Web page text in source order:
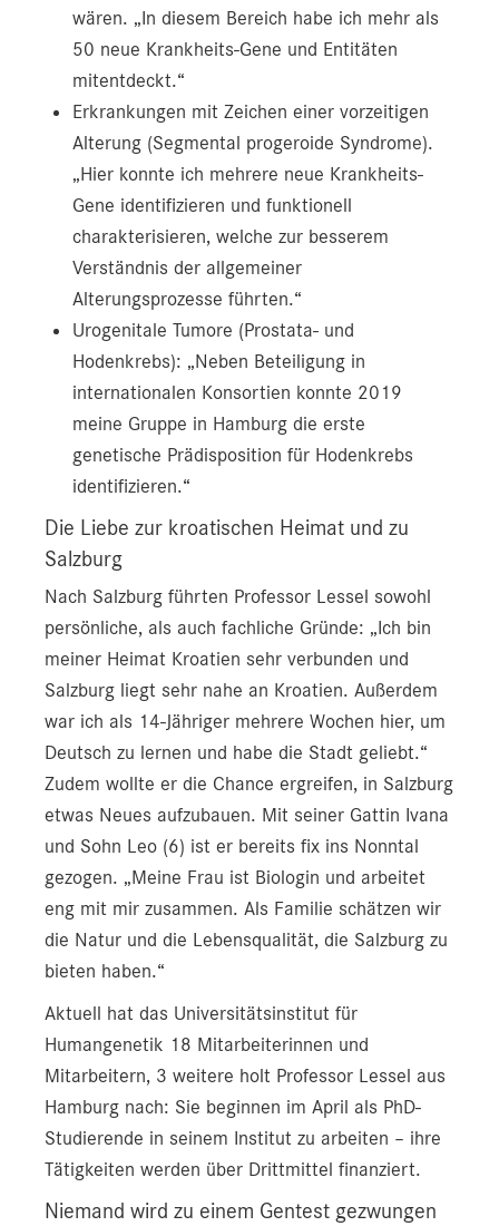
wären. „In diesem Bereich habe ich mehr als
50 neue Krankheits-Gene und Entitäten
mitentdeckt.“
Erkrankungen mit Zeichen einer vorzeitigen
Alterung (Segmental progeroide Syndrome).
„Hier konnte ich mehrere neue Krankheits-
Gene identifizieren und funktionell
charakterisieren, welche zur besserem
Verständnis der allgemeiner
Alterungsprozesse führten.“
Urogenitale Tumore (Prostata- und
Hodenkrebs): „Neben Beteiligung in
internationalen Konsortien konnte 2019
meine Gruppe in Hamburg die erste
genetische Prädisposition für Hodenkrebs
identifizieren.“
Die Liebe zur kroatischen Heimat und zu
Salzburg
Nach Salzburg führten Professor Lessel sowohl
persönliche, als auch fachliche Gründe: „Ich bin
meiner Heimat Kroatien sehr verbunden und
Salzburg liegt sehr nahe an Kroatien. Außerdem
war ich als 14-Jähriger mehrere Wochen hier, um
Deutsch zu lernen und habe die Stadt geliebt.“
Zudem wollte er die Chance ergreifen, in Salzburg
etwas Neues aufzubauen. Mit seiner Gattin Ivana
und Sohn Leo (6) ist er bereits fix ins Nonntal
gezogen. „Meine Frau ist Biologin und arbeitet
eng mit mir zusammen. Als Familie schätzen wir
die Natur und die Lebensqualität, die Salzburg zu
bieten haben.“
Aktuell hat das Universitätsinstitut für
Humangenetik 18 Mitarbeiterinnen und
Mitarbeitern, 3 weitere holt Professor Lessel aus
Hamburg nach: Sie beginnen im April als PhD-
Studierende in seinem Institut zu arbeiten – ihre
Tätigkeiten werden über Drittmittel finanziert.
Niemand wird zu einem Gentest gezwungen